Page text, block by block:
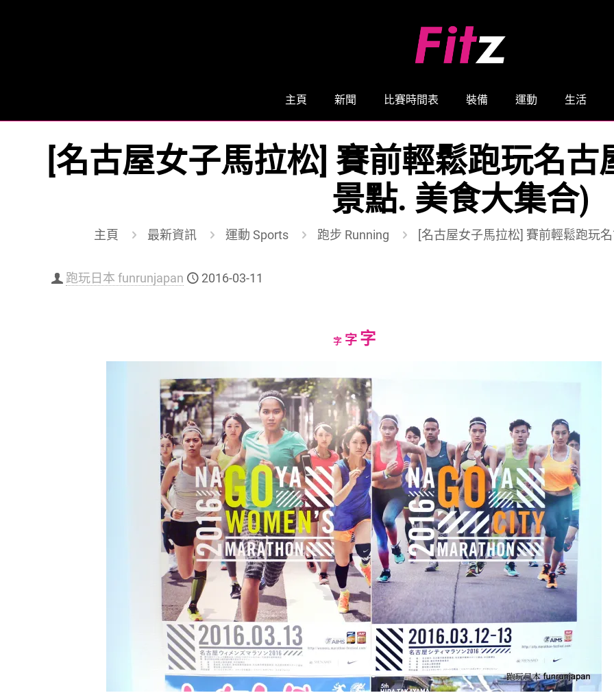
主頁 新聞 比賽時間表 裝備 運動 生活
[名古屋女子馬拉松] 賽前輕鬆跑玩名古
景點. 美食大集合)
主頁 最新資訊 運動 Sports 跑步 Running [名古屋女子馬拉松] 賽前輕鬆跑玩
跑玩日本 funrunjapan 2016-03-11
字Decrease
size.
字Reset
size.
字Increase